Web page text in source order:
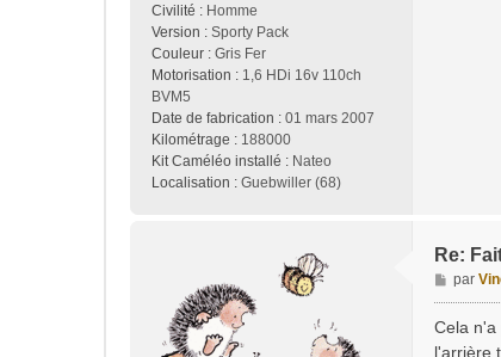
Civilité : Homme
Version : Sporty Pack
Couleur : Gris Fer
Motorisation : 1,6 HDi 16v 110ch
BVM5
Date de fabrication : 01 mars 2007
Kilométrage : 188000
Kit Caméléo installé : Nateo
Localisation : Guebwiller (68)
Re:
M
e
s
par
Cela n'a
l'arrière